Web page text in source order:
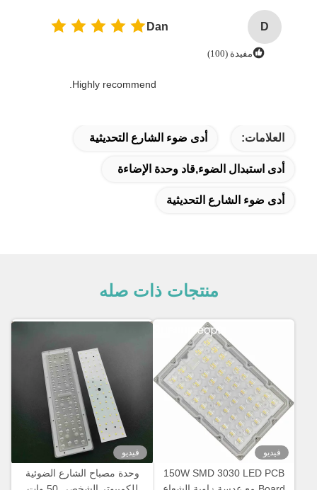
D
Dan
مفيدة (100)
Highly recommend.
العلامات: أدى ضوء الشارع التحديثية
أدى استبدال الضوء,قاد وحدة الإضاءة
أدى ضوء الشارع التحديثية
منتجات ذات صله
فيديو
150W SMD 3030 LED PCB
فيديو
وحدة مصباح الشارع الضوئية